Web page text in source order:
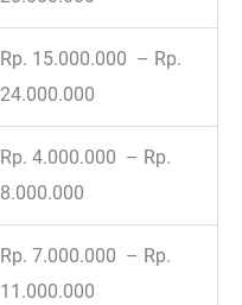
Rp. 15.000.000 – Rp.
24.000.000
Rp. 4.000.000 – Rp.
8.000.000
Rp. 7.000.000 – Rp.
11.000.000